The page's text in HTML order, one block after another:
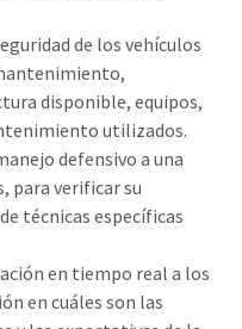
de los vehículos
disponible, equipos,
utilizados.
defensivo a una
para verificar su
técnicas específicas
en tiempo real a los
en cuáles son las